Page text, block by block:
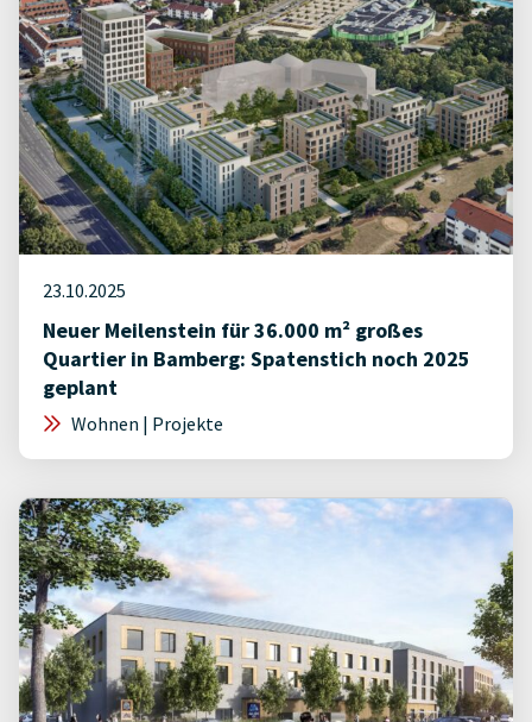
23.10.2025
Neuer Meilenstein für 36.000 m² großes
Quartier in Bamberg: Spatenstich noch 2025
geplant
Wohnen | Projekte